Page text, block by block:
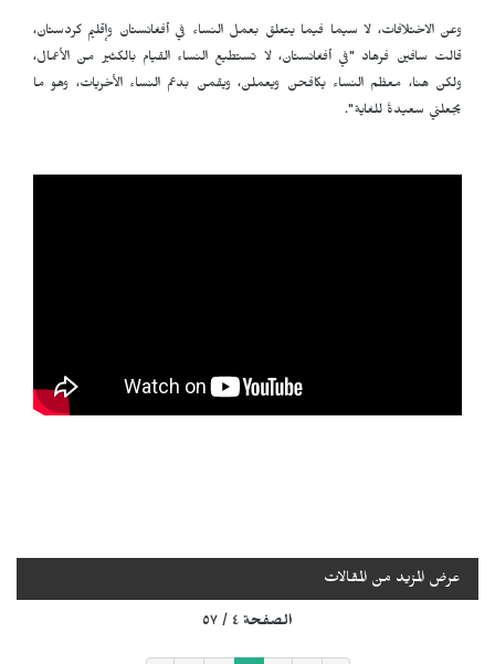
وعن الاختلافات، لا سيما فيما يتعلق بعمل النساء في أفغانستان وإقليم كردستان،
قالت سافين فرهاد "في أفغانستان، لا تستطيع النساء القيام بالكثير من الأعمال،
ولكن هنا، معظم النساء يكافحن ويعملن، ويقمن بدعم النساء الأخريات، وهو ما
يجعلني سعيدةً للغاية".
عرض المزيد من المقالات
الصفحة ٤ / ٥٧